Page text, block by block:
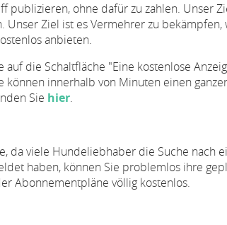
publizieren, ohne dafür zu zahlen. Unser
Ziel ist es Vermehrer zu bekämpfen,
anbieten.
die Schaltfläche "Eine kostenlose
innerhalb von Minuten einen
Sie hier.
da viele Hundeliebhaber die Suche nach
haben, können Sie problemlos ihre
Abonnementpläne völlig kostenlos.